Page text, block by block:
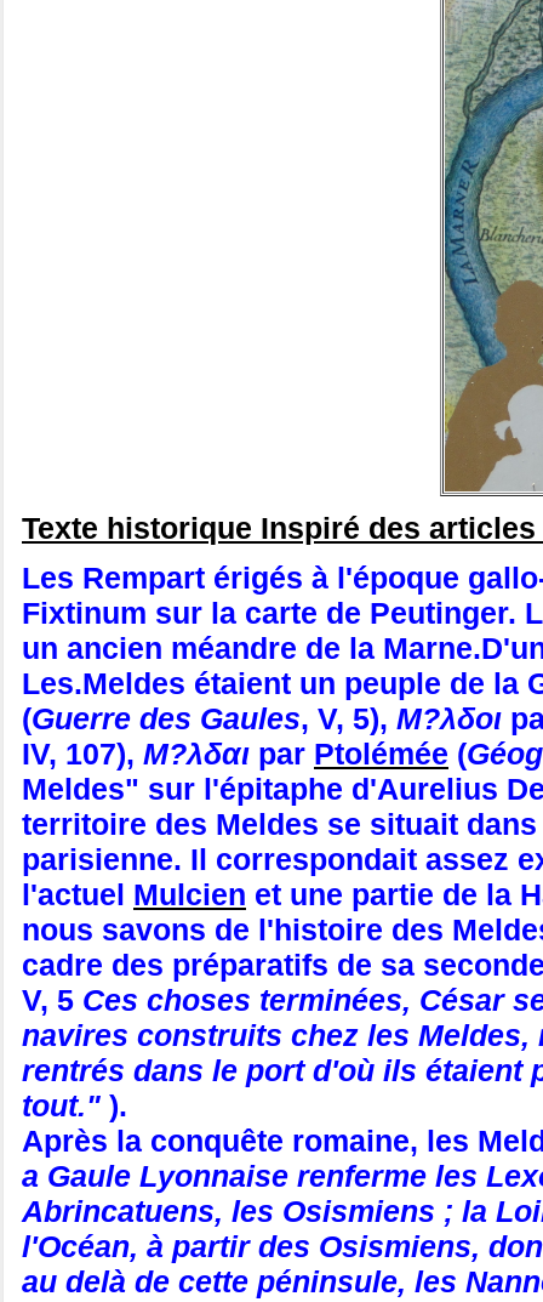
Texte historique Inspiré des
Les Rempart érigés à l'époque
Fixtinum sur la carte de Peutinger.
un ancien méandre de la
Les.Meldes étaient un peuple de
(Guerre des Gaules, V, 5), Μ?λδοι
IV, 107), Μ?λδαι par Ptolémée (
Meldes" sur l'épitaphe d'Aurelius
territoire des Meldes se situait
parisienne. Il correspondait assez
l'actuel Mulcien et une partie de la
nous savons de l'histoire des
cadre des préparatifs de sa
V, 5 Ces choses terminées, César
navires construits chez les
rentrés dans le port d'où ils étaient
tout." ).
Après la conquête romaine, les
a Gaule Lyonnaise renferme les
Abrincatuens, les Osismiens ; la
l'Océan, à partir des Osismiens,
au delà de cette péninsule, les